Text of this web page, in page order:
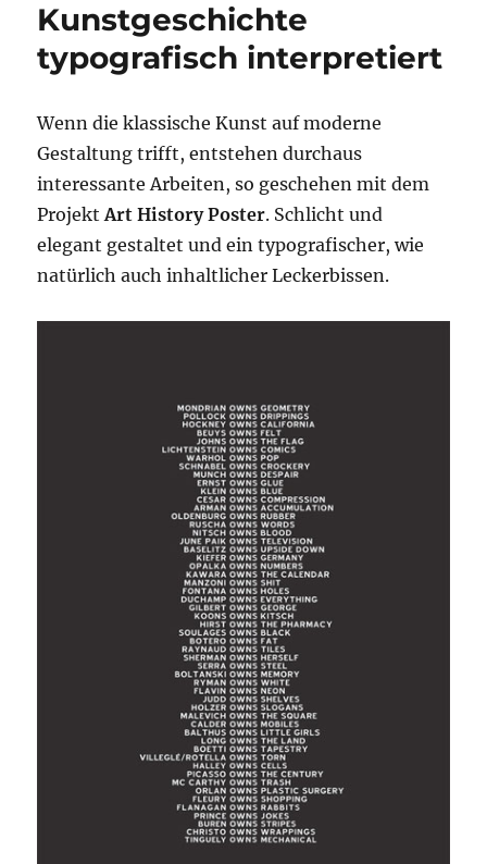
Kunstgeschichte
typografisch interpretiert
Wenn die klassische Kunst auf moderne
Gestaltung trifft, entstehen durchaus
interessante Arbeiten, so geschehen mit dem
ProjektArt History Poster. Schlicht und
elegant gestaltet und ein typografischer, wie
natürlich auch inhaltlicher Leckerbissen.